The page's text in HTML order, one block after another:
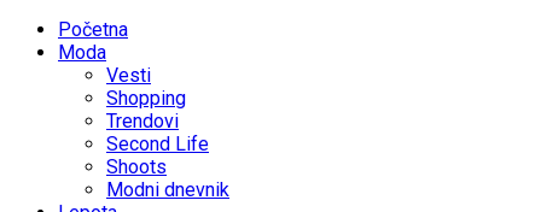
Početna
Moda
Vesti
Shopping
Trendovi
Second Life
Shoots
Modni dnevnik